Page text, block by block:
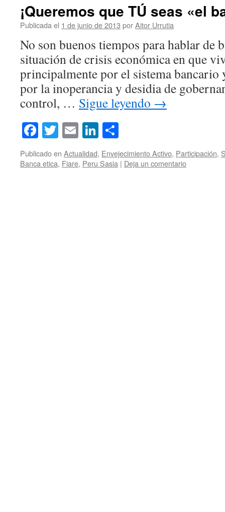
¡Queremos que TÚ seas «el
Publicada el 1 de junio de 2013 porAitor Urrutia
No son buenos tiempos para hablar de
situación de crisis económica en que
principalmente por el sistema bancario
por la inoperancia y desidia de
control, … Sigue leyendo →
Facebook
Twitter
EmailLinkedIn
Publicado en Actualidad, Envejecimiento Activo, Participación,
Banca etica, Fiare, Peru Sasia | Deja un comentario